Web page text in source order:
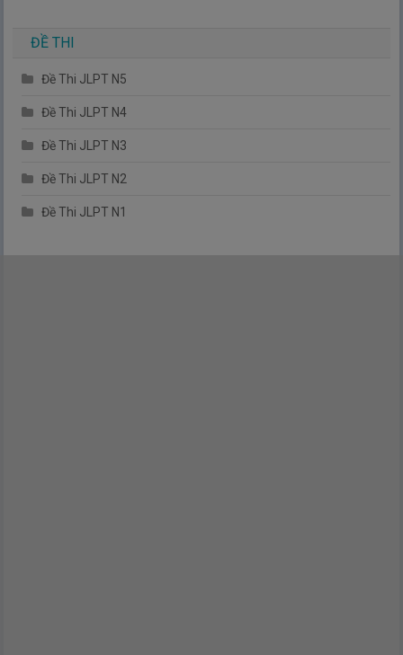
ĐỀ THI
Đề Thi JLPT N5
Đề Thi JLPT N4
Đề Thi JLPT N3
Đề Thi JLPT N2
Đề Thi JLPT N1